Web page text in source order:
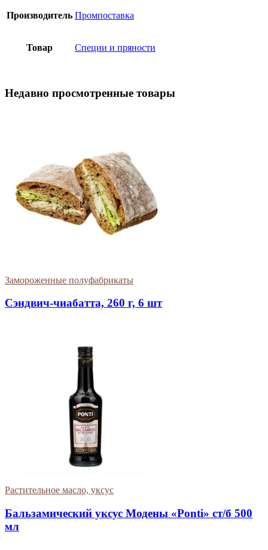
Производитель Промпоставка
Товар Специи и пряности
Недавно просмотренные товары
Замороженные полуфабрикаты
Сэндвич-чиабатта, 260 г, 6 шт
Растительное масло, уксус
Бальзамический уксус Модены «Ponti» ст/б 500
мл